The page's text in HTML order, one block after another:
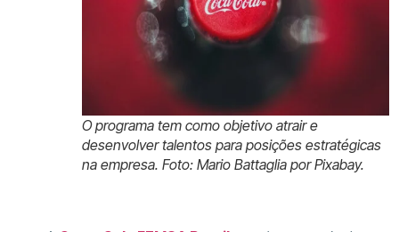
O programa tem como objetivo atrair e
desenvolver talentos para posições estratégicas
na empresa. Foto: Mario Battaglia por Pixabay.